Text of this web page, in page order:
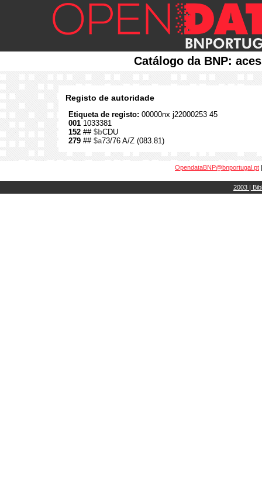
Catálogo da BNP:
Registo de autoridade
Etiqueta de registo: 00000nx j22000253 45
001 1033381
152 ## $bCDU
279 ## $a73/76 A/Z (083.81)
OpendataBNP@bnportugal.pt
2003 |